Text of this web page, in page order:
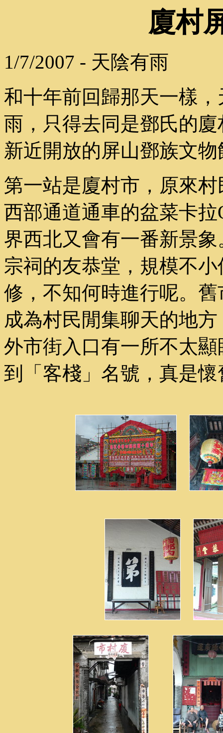
廈村
1/7/2007 - 天陰有雨
和十年前回歸那天一樣
雨，只得去同是鄧氏的
新近開放的屏山鄧族文物
第一站是廈村市，原來
西部通道通車的盆菜卡
界西北又會有一番新景
宗祠的友恭堂，規模不
修，不知何時進行呢。
成為村民閒集聊天的地
外市街入口有一所不太
到「客棧」名號，真是懷